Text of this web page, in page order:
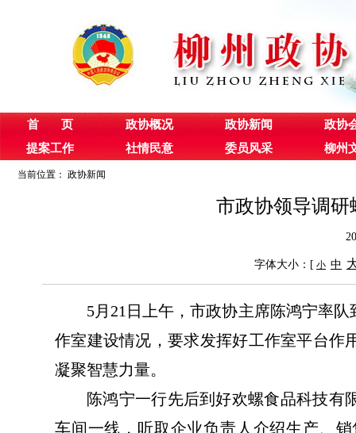
首 页 政协概况 政协新闻
政协
提案工作
社情民意 委员风采 柳州
当前位置： 政协新闻
市政协领导调
字体大小：[ 小 中
5月21日上午，市政协主席陈鸿宁率
作室建设情况，要求发挥好工作室平台作
凝聚智慧力量。
陈鸿宁一行先后到好欢螺食品科技有
车间一线，听取企业负责人介绍生产、